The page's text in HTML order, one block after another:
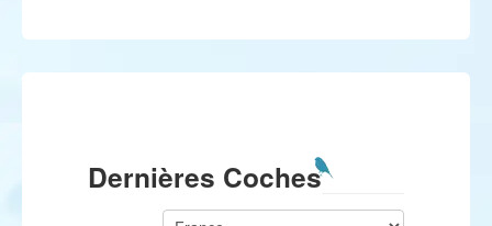
Dernières Coches